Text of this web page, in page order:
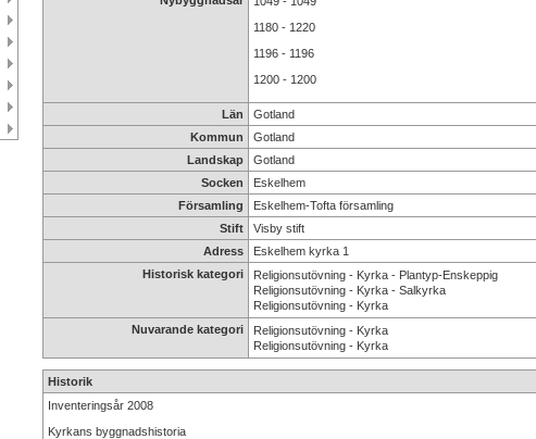
1180 - 1220
1196 - 1196
1200 - 1200
Län
Gotland
Kommun
Gotland
Landskap
Gotland
Socken
Eskelhem
Församling
Eskelhem-Tofta församling
Stift
Visby stift
Adress
Eskelhem kyrka 1
Historisk kategori
Religionsutövning - Kyrka - Plantyp-Enskeppig
Religionsutövning - Kyrka - Salkyrka
Religionsutövning - Kyrka
Nuvarande kategori
Religionsutövning - Kyrka
Religionsutövning - Kyrka
Historik
Inventeringsår 2008
Kyrkans byggnadshistoria